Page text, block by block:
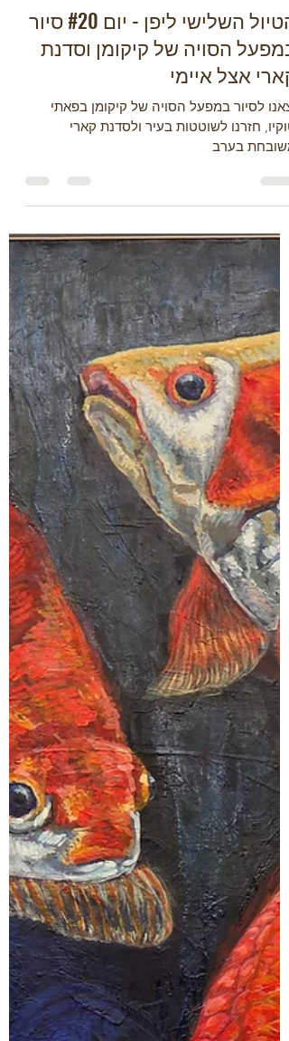
Roey Solomonovich
Feb 14
5 min read
Japan
הטיול השלישי ליפן - יום #20 סיור
במפעל הסויה של קיקומן וסדנת
קארי אצל איימי
יצאנו לסיור במפעל הסויה של קיקומן בפאתי
טוקיו, חזרנו לשוטטות בעיר ולסדנת קארי
משובחת בערב